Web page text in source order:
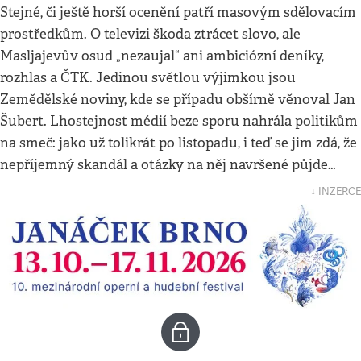
Stejné, či ještě horší ocenění patří masovým sdělovacím
prostředkům. O televizi škoda ztrácet slovo, ale
Masljajevův osud „nezaujal“ ani ambiciózní deníky,
rozhlas a ČTK. Jedinou světlou výjimkou jsou
Zemědělské noviny, kde se případu obšírně věnoval Jan
Šubert. Lhostejnost médií beze sporu nahrála politikům
na smeč: jako už tolikrát po listopadu, i teď se jim zdá, že
nepříjemný skandál a otázky na něj navršené půjde…
↓ INZERCE